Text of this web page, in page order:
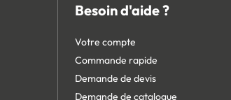
Besoin d'aide ?
Votre compte
Commande rapide
Demande de devis
Demande de catalogue